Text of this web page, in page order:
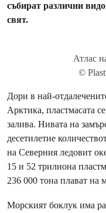
събират различни
свят.
Атлас
©
Дори в най-
Арктика, пластмасата
залива. Нивата на
десетилетие
на Северния ледовит
15 и 52 трилиона
236 000 тона плават на
Морският боклук има